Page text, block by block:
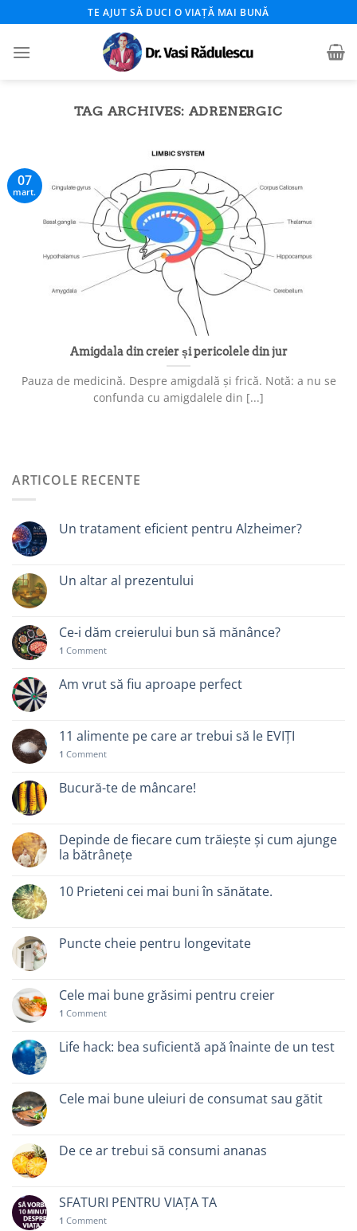
to
content
TE AJUT SĂ DUCI O VIAȚĂ MAI BUNĂ
TAG ARCHIVES: ADRENERGIC
Amigdala din creier și pericolele din jur
Pauza de medicină. Despre amigdală și frică. Notă: a nu se
confunda cu amigdalele din [...]
07
mart.
ARTICOLE RECENTE
Un tratament eficient pentru Alzheimer?
Un altar al prezentului
Ce-i dăm creierului bun să mănânce?
1 Comment
Am vrut să fiu aproape perfect
11 alimente pe care ar trebui să le EVIȚI
1 Comment
Bucură-te de mâncare!
Depinde de fiecare cum trăiește și cum ajunge
la bătrânețe
10 Prieteni cei mai buni în sănătate.
Puncte cheie pentru longevitate
Cele mai bune grăsimi pentru creier
1 Comment
Life hack: bea suficientă apă înainte de un test
Cele mai bune uleiuri de consumat sau gătit
De ce ar trebui să consumi ananas
SFATURI PENTRU VIAȚA TA
1 Comment